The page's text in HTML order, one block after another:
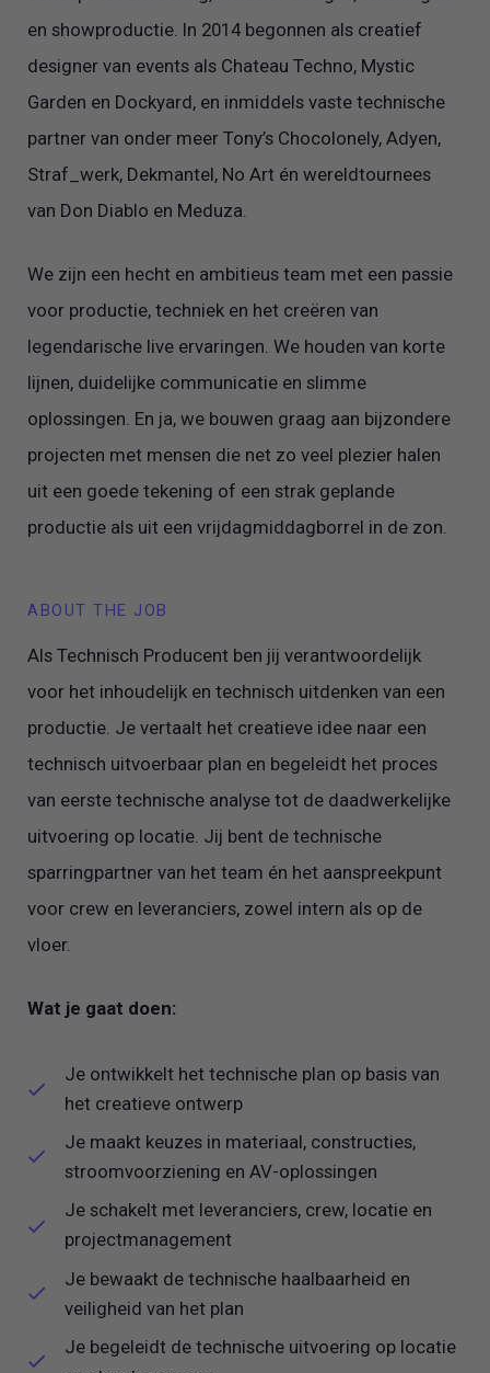
en showproductie. In 2014 begonnen als creatief
designer van events als Chateau Techno, Mystic
Garden en Dockyard, en inmiddels vaste technische
partner van onder meer Tony’s Chocolonely, Adyen,
Straf_werk, Dekmantel, No Art én wereldtournees
van Don Diablo en Meduza.
We zijn een hecht en ambitieus team met een passie
voor productie, techniek en het creëren van
legendarische live ervaringen. We houden van korte
lijnen, duidelijke communicatie en slimme
oplossingen. En ja, we bouwen graag aan bijzondere
projecten met mensen die net zo veel plezier halen
uit een goede tekening of een strak geplande
productie als uit een vrijdagmiddagborrel in de zon.
ABOUT THE JOB
Als Technisch Producent ben jij verantwoordelijk
voor het inhoudelijk en technisch uitdenken van een
productie. Je vertaalt het creatieve idee naar een
technisch uitvoerbaar plan en begeleidt het proces
van eerste technische analyse tot de daadwerkelijke
uitvoering op locatie. Jij bent de technische
sparringpartner van het team én het aanspreekpunt
voor crew en leveranciers, zowel intern als op de
vloer.
Wat je gaat doen:
Je ontwikkelt het technische plan op basis van
het creatieve ontwerp
Je maakt keuzes in materiaal, constructies,
stroomvoorziening en AV-oplossingen
Je schakelt met leveranciers, crew, locatie en
projectmanagement
Je bewaakt de technische haalbaarheid en
veiligheid van het plan
Je begeleidt de technische uitvoering op locatie